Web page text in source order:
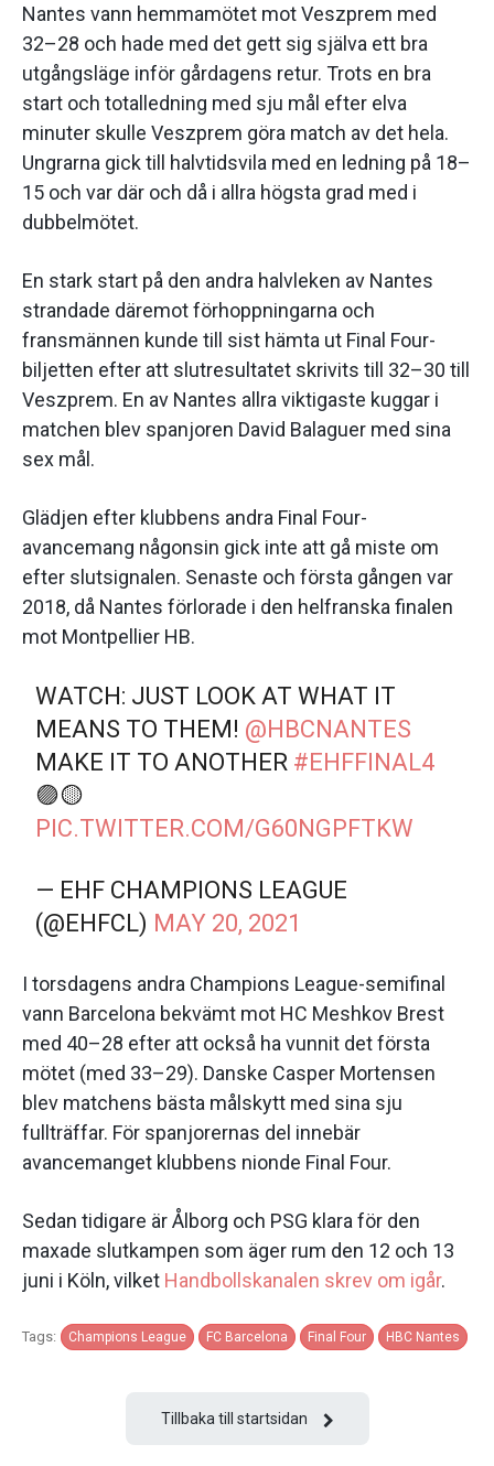
Nantes vann hemmamötet mot Veszprem med
32–28 och hade med det gett sig själva ett bra
utgångsläge inför gårdagens retur. Trots en bra
start och totalledning med sju mål efter elva
minuter skulle Veszprem göra match av det hela.
Ungrarna gick till halvtidsvila med en ledning på 18–
15 och var där och då i allra högsta grad med i
dubbelmötet.
En stark start på den andra halvleken av Nantes
strandade däremot förhoppningarna och
fransmännen kunde till sist hämta ut Final Four-
biljetten efter att slutresultatet skrivits till 32–30 till
Veszprem. En av Nantes allra viktigaste kuggar i
matchen blev spanjoren David Balaguer med sina
sex mål.
Glädjen efter klubbens andra Final Four-
avancemang någonsin gick inte att gå miste om
efter slutsignalen. Senaste och första gången var
2018, då Nantes förlorade i den helfranska finalen
mot Montpellier HB.
WATCH: JUST LOOK AT WHAT IT
MEANS TO THEM! @HBCNANTES
MAKE IT TO ANOTHER #EHFFINAL4
🟣🟡
PIC.TWITTER.COM/G60NGPFTKW
— EHF CHAMPIONS LEAGUE
(@EHFCL) MAY 20, 2021
I torsdagens andra Champions League-semifinal
vann Barcelona bekvämt mot HC Meshkov Brest
med 40–28 efter att också ha vunnit det första
mötet (med 33–29). Danske Casper Mortensen
blev matchens bästa målskytt med sina sju
fullträffar. För spanjorernas del innebär
avancemanget klubbens nionde Final Four.
Sedan tidigare är Ålborg och PSG klara för den
maxade slutkampen som äger rum den 12 och 13
juni i Köln, vilket Handbollskanalen skrev om igår.
Tags: Champions League FC Barcelona Final Four HBC Nantes
Tillbaka till startsidan